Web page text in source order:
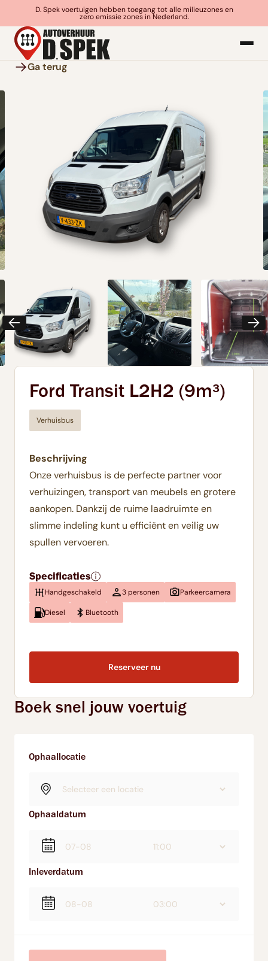
D. Spek voertuigen hebben toegang tot alle milieuzones en
zero emissie zones in Nederland.
Ga terug
Ford Transit L2H2 (9m³)
Verhuisbus
Beschrijving
Onze verhuisbus is de perfecte partner voor
verhuizingen, transport van meubels en grotere
aankopen. Dankzij de ruime laadruimte en
slimme indeling kunt u efficiënt en veilig uw
spullen vervoeren.
Specificaties
Handgeschakeld 3 personen Parkeercamera
Diesel Bluetooth
Reserveer nu
Boek snel jouw voertuig
Ophaallocatie
Ophaaldatum
Inleverdatum